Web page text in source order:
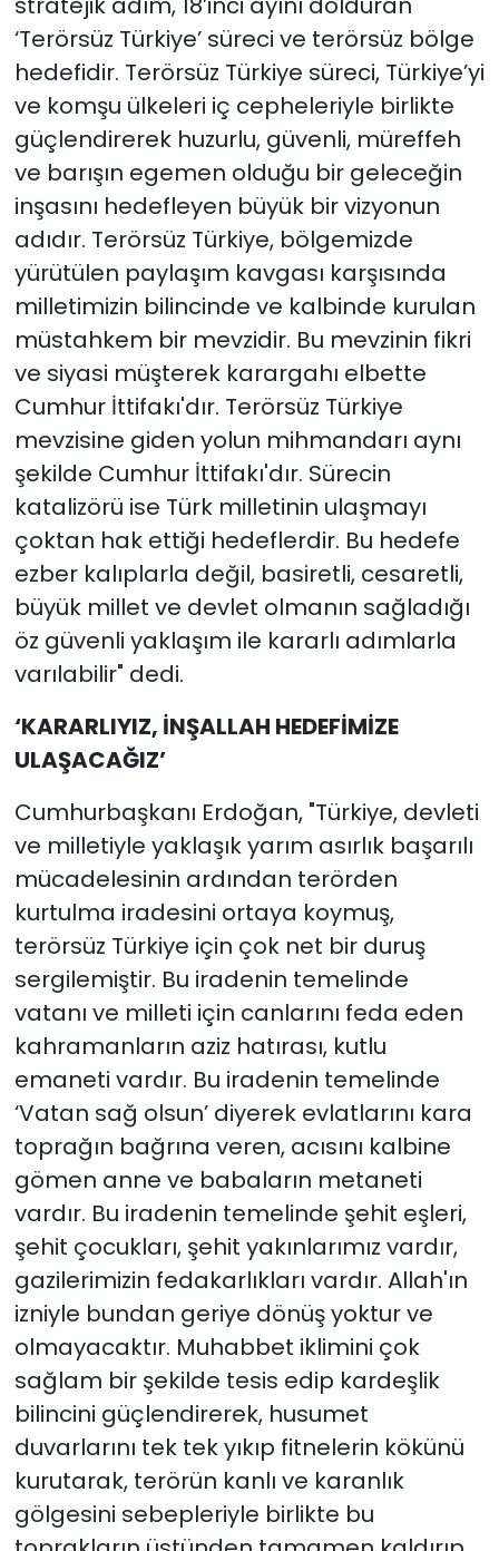
‘Terörsüz Türkiye’ süreci ve terörsüz bölge
hedefidir. Terörsüz Türkiye süreci, Türkiye’yi
ve komşu ülkeleri iç cepheleriyle birlikte
güçlendirerek huzurlu, güvenli, müreffeh
ve barışın egemen olduğu bir geleceğin
inşasını hedefleyen büyük bir vizyonun
adıdır. Terörsüz Türkiye, bölgemizde
yürütülen paylaşım kavgası karşısında
milletimizin bilincinde ve kalbinde kurulan
müstahkem bir mevzidir. Bu mevzinin fikri
ve siyasi müşterek karargahı elbette
Cumhur İttifakı'dır. Terörsüz Türkiye
mevzisine giden yolun mihmandarı aynı
şekilde Cumhur İttifakı'dır. Sürecin
katalizörü ise Türk milletinin ulaşmayı
çoktan hak ettiği hedeflerdir. Bu hedefe
ezber kalıplarla değil, basiretli, cesaretli,
büyük millet ve devlet olmanın sağladığı
öz güvenli yaklaşım ile kararlı adımlarla
varılabilir" dedi.
‘KARARLIYIZ, İNŞALLAH HEDEFİMİZE
ULAŞACAĞIZ’
Cumhurbaşkanı Erdoğan, "Türkiye, devleti
ve milletiyle yaklaşık yarım asırlık başarılı
mücadelesinin ardından terörden
kurtulma iradesini ortaya koymuş,
terörsüz Türkiye için çok net bir duruş
sergilemiştir. Bu iradenin temelinde
vatanı ve milleti için canlarını feda eden
kahramanların aziz hatırası, kutlu
emaneti vardır. Bu iradenin temelinde
‘Vatan sağ olsun’ diyerek evlatlarını kara
toprağın bağrına veren, acısını kalbine
gömen anne ve babaların metaneti
vardır. Bu iradenin temelinde şehit eşleri,
şehit çocukları, şehit yakınlarımız vardır,
gazilerimizin fedakarlıkları vardır. Allah'ın
izniyle bundan geriye dönüş yoktur ve
olmayacaktır. Muhabbet iklimini çok
sağlam bir şekilde tesis edip kardeşlik
bilincini güçlendirerek, husumet
duvarlarını tek tek yıkıp fitnelerin kökünü
kurutarak, terörün kanlı ve karanlık
gölgesini sebepleriyle birlikte bu